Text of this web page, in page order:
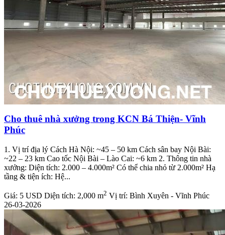
Cho thuê nhà xưởng trong KCN Bá Thiện- Vĩnh
Phúc
1. Vị trí địa lý Cách Hà Nội: ~45 – 50 km Cách sân bay Nội Bài:
~22 – 23 km Cao tốc Nội Bài – Lào Cai: ~6 km 2. Thông tin nhà
xưởng: Diện tích: 2.000 – 4.000m² Có thể chia nhỏ từ 2.000m² Hạ
tầng & tiện ích: Hệ...
Giá: 5 USD Diện tích: 2,000 m2 Vị trí: Bình Xuyên - Vĩnh Phúc
26-03-2026